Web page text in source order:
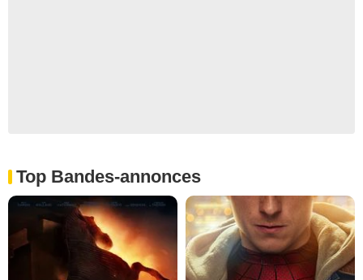
Top Bandes-annonces